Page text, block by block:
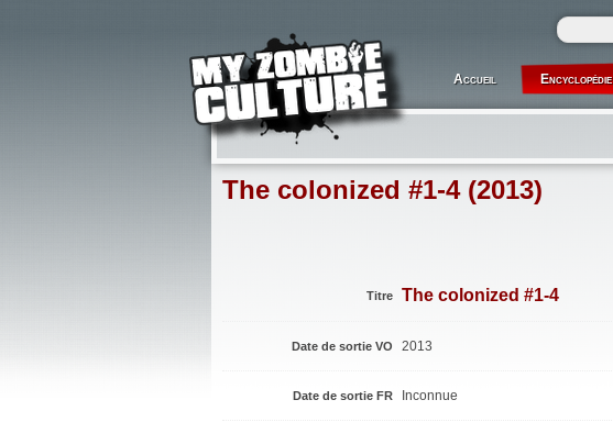
Accueil Encyclopédie
The colonized #1-4 (2013)
Titre The colonized #1-4
Date de sortie VO 2013
Date de sortie FR Inconnue